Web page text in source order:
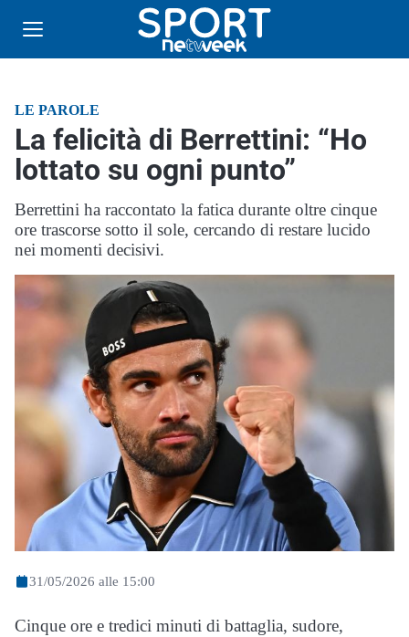
LE PAROLE
La felicità di Berrettini: “Ho
lottato su ogni punto”
Berrettini ha raccontato la fatica durante oltre cinque
ore trascorse sotto il sole, cercando di restare lucido
nei momenti decisivi.
31/05/2026 alle 15:00
Cinque ore e tredici minuti di battaglia, sudore,